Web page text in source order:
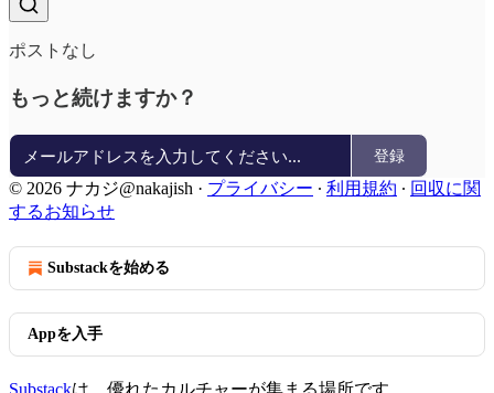
ポストなし
もっと続けますか？
登録
© 2026 ナカジ@nakajish · プライバシー ∙ 利用規約 ∙ 回収に関
するお知らせ
Substackを始める
Appを入手
Substackは、優れたカルチャーが集まる場所です